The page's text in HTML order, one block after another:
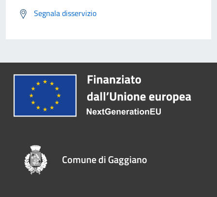
Segnala disservizio
Comune di Gaggiano